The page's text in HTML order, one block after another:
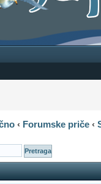
‹ Forumske priče‹